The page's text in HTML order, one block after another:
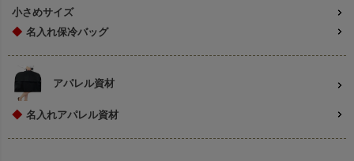
小さめサイズ
◆ 名入れ保冷バッグ
アパレル資材
◆ 名入れアパレル資材